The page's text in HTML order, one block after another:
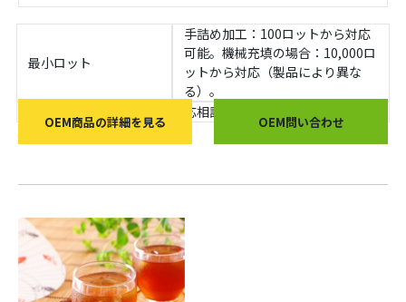
最小ロット
手詰め加工：100ロットから対応
可能。機械充填の場合：10,000ロ
ットから対応（製品により異な
る）。
最小見積もり金額
応相談
OEM商品の詳細を見る OEM問い合わせ